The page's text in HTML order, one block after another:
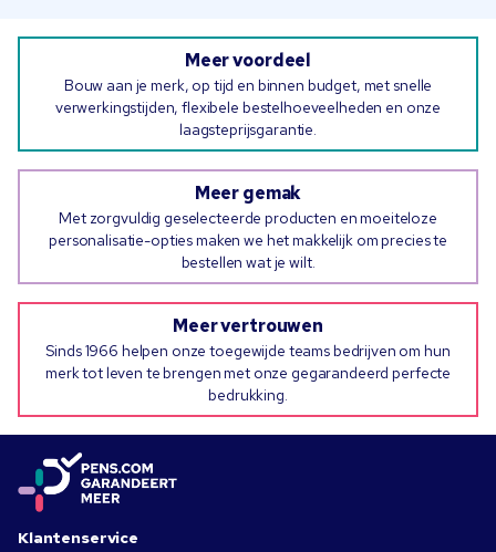
Meer voordeel
Bouw aan je merk, op tijd en binnen budget, met snelle
verwerkingstijden, flexibele bestelhoeveelheden en onze
laagsteprijsgarantie.
Meer gemak
Met zorgvuldig geselecteerde producten en moeiteloze
personalisatie-opties maken we het makkelijk om precies te
bestellen wat je wilt.
Meer vertrouwen
Sinds 1966 helpen onze toegewijde teams bedrijven om hun
merk tot leven te brengen met onze gegarandeerd perfecte
bedrukking.
Klantenservice